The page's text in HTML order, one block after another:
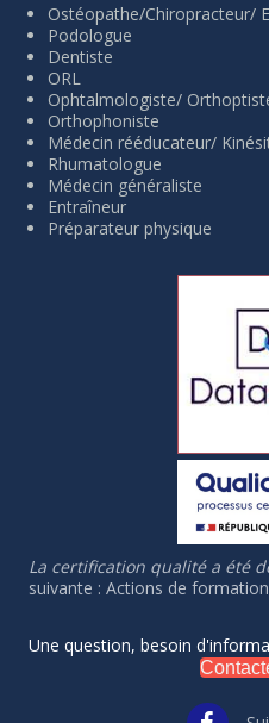
Ostéopathe/Chiropracteur/
Podologue
Dentiste
ORL
Ophtalmologiste/
Orthophoniste
Médecin rééducateur/
Rhumatologue
Médecin généraliste
Entraîneur
Préparateur physique
La certification qualité a été
suivante : Actions de formation
Une question, besoin